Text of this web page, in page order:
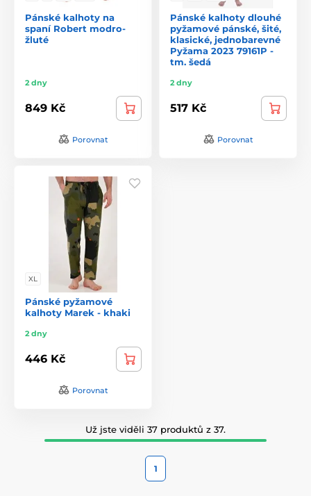
Pánské kalhoty na
spaní Robert modro-
žluté
2 dny
849 Kč
Porovnat
Pánské kalhoty dlouhé
pyžamové pánské, šité,
klasické, jednobarevné
Pyžama 2023 79161P -
tm. šedá
2 dny
517 Kč
Porovnat
XL
Pánské pyžamové
kalhoty Marek - khaki
2 dny
446 Kč
Porovnat
Už jste viděli 37 produktů z 37.
1